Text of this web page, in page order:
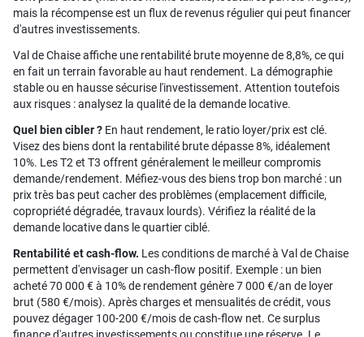
mais la récompense est un flux de revenus régulier qui peut financer
d'autres investissements.
Val de Chaise affiche une rentabilité brute moyenne de 8,8%, ce qui
en fait un terrain favorable au haut rendement. La démographie
stable ou en hausse sécurise l'investissement. Attention toutefois
aux risques : analysez la qualité de la demande locative.
Quel bien cibler ? En haut rendement, le ratio loyer/prix est clé.
Visez des biens dont la rentabilité brute dépasse 8%, idéalement
10%. Les T2 et T3 offrent généralement le meilleur compromis
demande/rendement. Méfiez-vous des biens trop bon marché : un
prix très bas peut cacher des problèmes (emplacement difficile,
copropriété dégradée, travaux lourds). Vérifiez la réalité de la
demande locative dans le quartier ciblé.
Rentabilité et cash-flow. Les conditions de marché à Val de Chaise
permettent d'envisager un cash-flow positif. Exemple : un bien
acheté 70 000 € à 10% de rendement génère 7 000 €/an de loyer
brut (580 €/mois). Après charges et mensualités de crédit, vous
pouvez dégager 100-200 €/mois de cash-flow net. Ce surplus